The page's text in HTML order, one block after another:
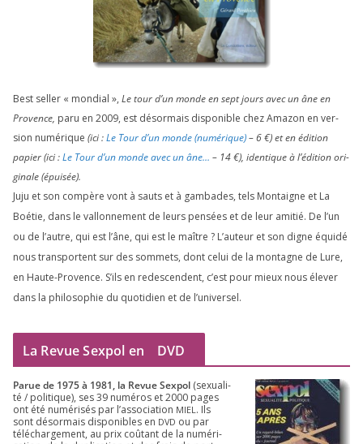
Best sel­ler « mon­dial », Le tour d’un monde en sept jours avec un âne en
Provence, paru en 2009, est désor­mais dis­po­nible chez Amazon en ver­
sion numé­rique (ici :Le Tour d’un monde (numé­rique)–6€) et en édi­tion
papier (ici :Le Tour d’un monde avec un âne… – 14€), iden­tique à l’é­di­tion ori­
gi­nale (épui­sée).
Juju et son com­père vont à sauts et à gam­bades, tels Montaigne et La
Boétie, dans le val­lon­ne­ment de leurs pen­sées et de leur ami­tié. De l’un
ou de l’autre, qui est l’âne, qui est le maître ? L’auteur et son digne équi­dé
nous trans­portent sur des som­mets, dont celui de la mon­tagne de Lure,
en Haute-Provence. S’ils en redes­cendent, c’est pour mieux nous éle­ver
dans la phi­lo­so­phie du quo­ti­dien et de l’universel.
La Revue Sexpol en DVD
Parue de 1975à 1981, la Revue Sex­pol (sexua­li­
té /​ poli­tique), ses39 numé­ros et2000 pages
ont été numé­ri­sés par l’as­so­cia­tion MIEL. Ils
sont désor­mais dis­po­nibles en DVD ou par
télé­char­ge­ment, au prix coû­tant de la numé­ri­